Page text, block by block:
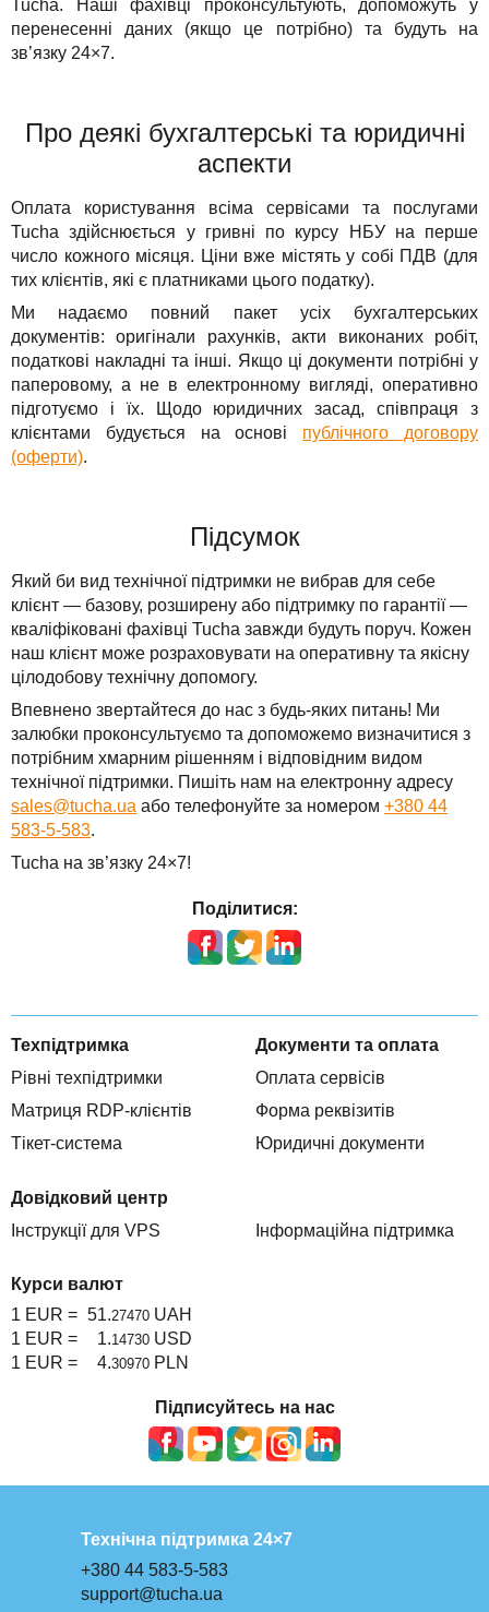
Tucha. Наші фахівці проконсультують, допоможуть у
перенесенні даних (якщо це потрібно) та будуть на
зв’язку 24×7.
Про деякі бухгалтерські та юридичні
аспекти
Оплата користування всіма сервісами та послугами
Tucha здійснюється у гривні по курсу НБУ на перше
число кожного місяця. Ціни вже містять у собі ПДВ (для
тих клієнтів, які є платниками цього податку).
Ми надаємо повний пакет усіх бухгалтерських
документів: оригінали рахунків, акти виконаних робіт,
податкові накладні та інші. Якщо ці документи потрібні у
паперовому, а не в електронному вигляді, оперативно
підготуємо і їх. Щодо юридичних засад, співпраця з
клієнтами будується на основі публічного договору
(оферти).
Підсумок
Який би вид технічної підтримки не вибрав для себе
клієнт — базову, розширену або підтримку по гарантії —
кваліфіковані фахівці Tucha завжди будуть поруч. Кожен
наш клієнт може розраховувати на оперативну та якісну
цілодобову технічну допомогу.
Впевнено звертайтеся до нас з будь-яких питань! Ми
залюбки проконсультуємо та допоможемо визначитися з
потрібним хмарним рішенням і відповідним видом
технічної підтримки. Пишіть нам на електронну адресу
sales@tucha.ua або телефонуйте за номером +380 44
583-5-583.
Tucha на зв’язку 24×7!
Поділитися:
Техпідтримка
Рівні техпідтримки
Матриця RDP-клієнтів
Тікет-система
Документи та оплата
Оплата сервісів
Форма реквізитів
Юридичні документи
Довідковий центр
Інструкції для VPS
Інформаційна підтримка
Курси валют
1 EUR = 51.27470 UAH
1 EUR =
1.14730 USD
1 EUR =
4.30970 PLN
Підписуйтесь на нас
Технічна підтримка 24×7
+380 44 583-5-583
support@tucha.ua